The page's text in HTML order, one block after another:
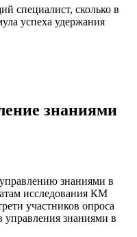
специалист, сколько в
успеха удержания
знаниями
знаниями в
исследования КМ
участников опроса
управления знаниями в